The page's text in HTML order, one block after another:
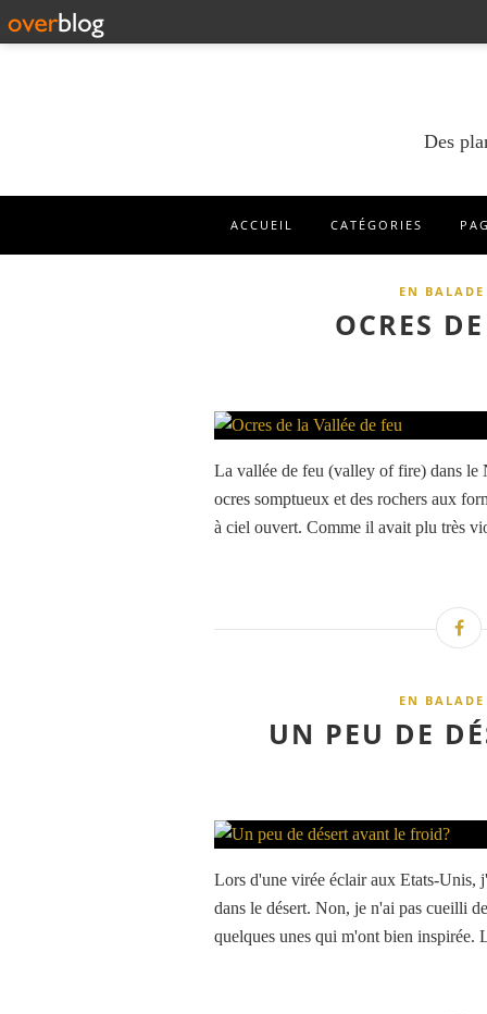
Des
ACCUEIL CATÉGORIES
EN
OCRES
La vallée de feu (valley of fire) dans le
ocres somptueux et des rochers aux
à ciel ouvert. Comme il avait plu très
EN
UN PEU DE
Lors d'une virée éclair aux Etats-Unis,
dans le désert. Non, je n'ai pas cueilli
quelques unes qui m'ont bien inspirée.